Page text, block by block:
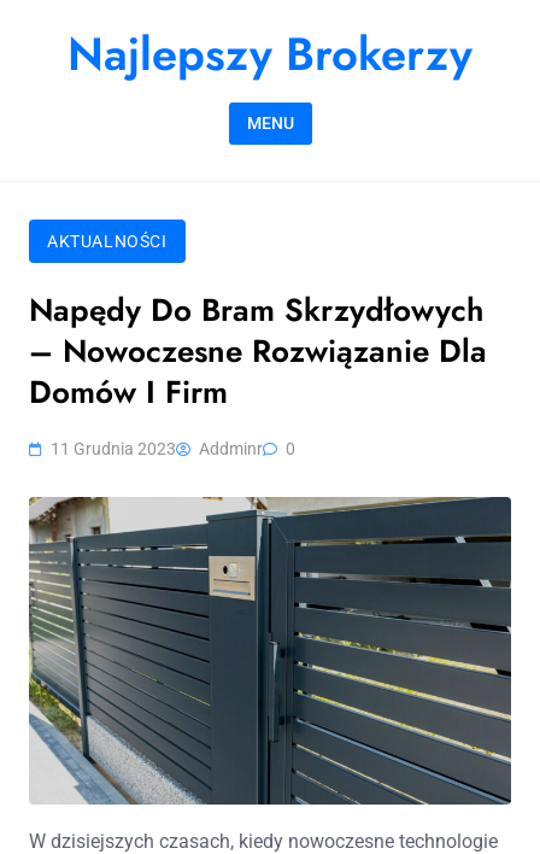
Najlepszy Brokerzy
MENU
AKTUALNOŚCI
Napędy Do Bram Skrzydłowych
– Nowoczesne Rozwiązanie Dla
Domów I Firm
11 Grudnia 2023 Addminr 0
W dzisiejszych czasach, kiedy nowoczesne technologie